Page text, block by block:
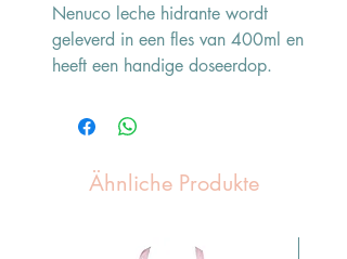
Nenuco leche hidrante wordt
geleverd in een fles van 400ml en
heeft een handige doseerdop.
Ähnliche Produkte